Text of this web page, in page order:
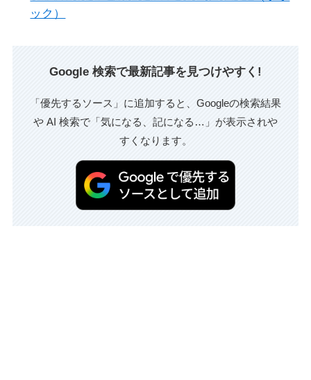
ック）
Google 検索で最新記事を見つけやすく!
「優先するソース」に追加すると、Googleの検索結果
や AI 検索で「気になる、記になる…」が表示されや
すくなります。